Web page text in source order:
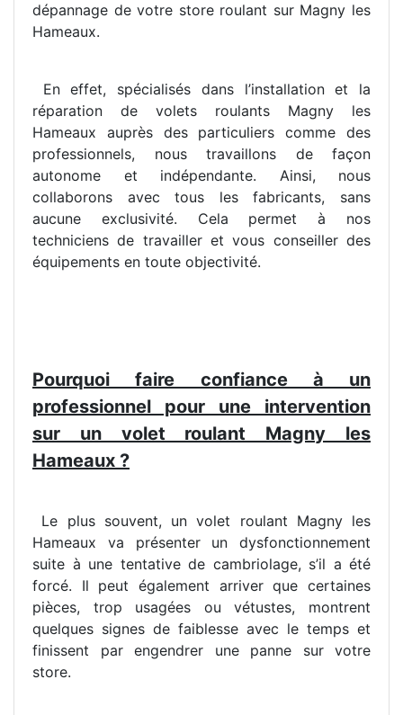
dépannage de votre store roulant sur Magny les
Hameaux.
En effet, spécialisés dans l’installation et la
réparation de volets roulants Magny les
Hameaux auprès des particuliers comme des
professionnels, nous travaillons de façon
autonome et indépendante. Ainsi, nous
collaborons avec tous les fabricants, sans
aucune exclusivité. Cela permet à nos
techniciens de travailler et vous conseiller des
équipements en toute objectivité.
Pourquoi faire confiance à un
professionnel pour une intervention
sur un volet roulant Magny les
Hameaux ?
Le plus souvent, un volet roulant Magny les
Hameaux va présenter un dysfonctionnement
suite à une tentative de cambriolage, s’il a été
forcé. Il peut également arriver que certaines
pièces, trop usagées ou vétustes, montrent
quelques signes de faiblesse avec le temps et
finissent par engendrer une panne sur votre
store.